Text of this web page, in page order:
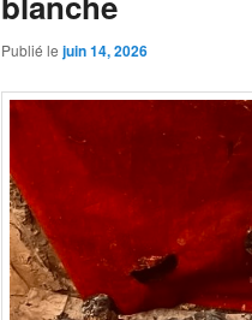
Publié le juin 14, 2026